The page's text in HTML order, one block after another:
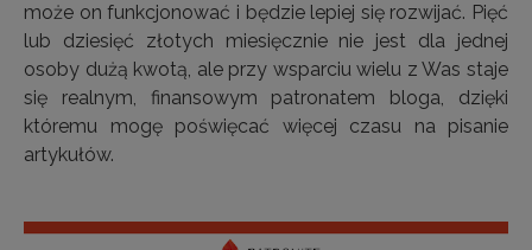
może on funkcjonować i będzie lepiej się rozwijać. Pięć
lub dziesięć złotych miesięcznie nie jest dla jednej
osoby dużą kwotą, ale przy wsparciu wielu z Was staje
się realnym, finansowym patronatem bloga, dzięki
któremu mogę poświęcać więcej czasu na pisanie
artykułów.